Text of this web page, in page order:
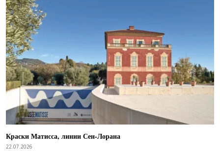
Краски Матисса, линии Сен-Лорана
22.07.2026